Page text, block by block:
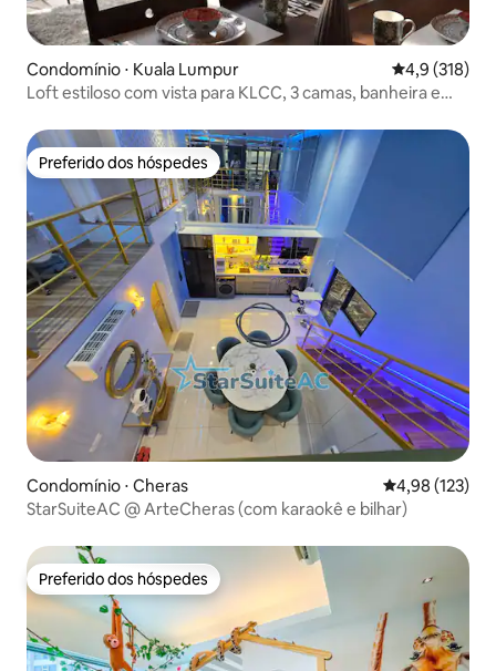
Condomínio ⋅ Kuala Lumpur 4,9 de uma
4,9 (318)
Loft estiloso com vista para KLCC, 3 camas, banheira e
Preferido dos hóspedes
Preferido dos hóspedes
Condomínio ⋅ Cheras 4,98 de uma
4,98 (123)
StarSuiteAC @ ArteCheras (com karaokê e bilhar)
Preferido dos hóspedes
Preferido dos hóspedes